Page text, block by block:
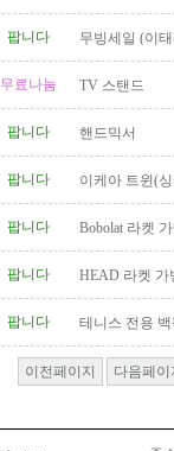
팝니다 무빙세일 (이
무료나눔 TV 스탠드
팝니다 핸드믹서
팝니다 이케아 트윈(
팝니다 Bobolat 라켓
팝니다 HEAD 라켓 가
팝니다 테니스 전용 백
이전페이지 다음페이